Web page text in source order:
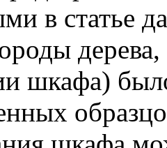
в статье
шкафа)